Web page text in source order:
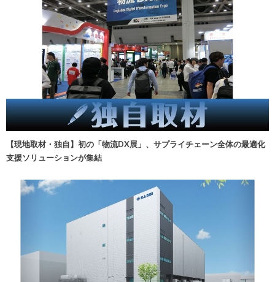
【現地取材・独自】初の「物流DX展」、サプライチェーン全体の最適化
支援ソリューションが集結